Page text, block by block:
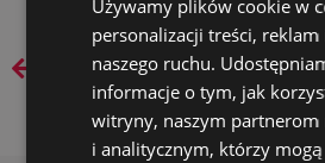
POPRZEDNI
Używamy plików cookie w
personalizacji treści, reklam
naszego ruchu.
informacje o tym, jak
witryny, naszym
i analitycznym, którzy mogą